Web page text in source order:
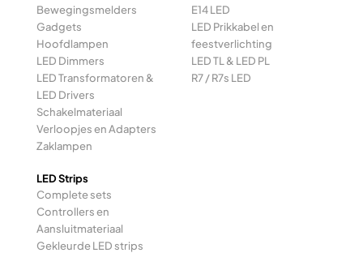
Bewegingsmelders
Gadgets
Hoofdlampen
LED Dimmers
LED Transformatoren &
LED Drivers
Schakelmateriaal
Verloopjes en Adapters
Zaklampen
E14 LED
LED Prikkabel en
feestverlichting
LED TL & LED PL
R7 / R7s LED
LED Strips
Complete sets
Controllers en
Aansluitmateriaal
Gekleurde LED strips